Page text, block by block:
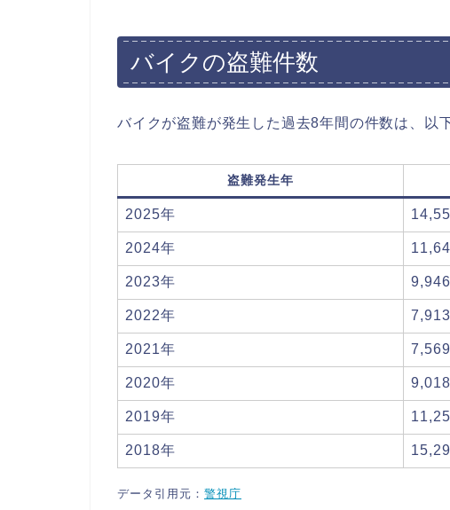
バイクの盗難件数
バイクが盗難が発生した過去8年間の件数は、以
盗難発生年
2025年
2024年
2023年
2022年
2021年
2020年
2019年
2018年
データ引用元： 警視庁